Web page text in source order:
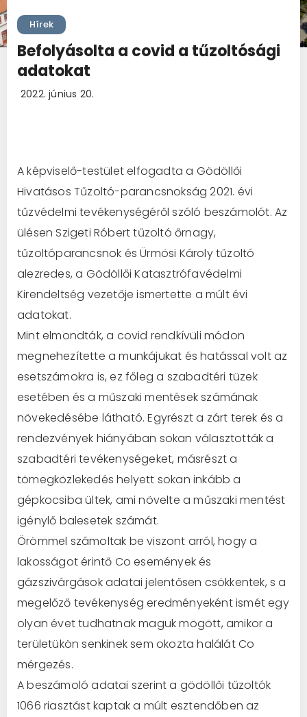
Hírek
Befolyásolta a covid a tűzoltósági
adatokat
2022. június 20.
A képviselő-testület elfogadta a Gödöllői
Hivatásos Tűzoltó-parancsnokság 2021. évi
tűzvédelmi tevékenységéről szóló beszámolót. Az
ülésen Szigeti Róbert tűzoltó őrnagy,
tűzoltóparancsnok és Ürmösi Károly tűzoltó
alezredes, a Gödöllői Katasztrófavédelmi
Kirendeltség vezetője ismertette a múlt évi
adatokat.
Mint elmondták, a covid rendkívüli módon
megnehezítette a munkájukat és hatással volt az
esetszámokra is, ez főleg a szabadtéri tüzek
esetében és a műszaki mentések számának
növekedésébe látható. Egyrészt a zárt terek és a
rendezvények hiányában sokan választották a
szabadtéri tevékenységeket, másrészt a
tömegközlekedés helyett sokan inkább a
gépkocsiba ültek, ami növelte a műszaki mentést
igénylő balesetek számát.
Örömmel számoltak be viszont arról, hogy a
lakosságot érintő Co események és
gázszivárgások adatai jelentősen csökkentek, s a
megelőző tevékenység eredményeként ismét egy
olyan évet tudhatnak maguk mögött, amikor a
területükön senkinek sem okozta halálát Co
mérgezés.
A beszámoló adatai szerint a gödöllői tűzoltók
1066 riasztást kaptak a múlt esztendőben az